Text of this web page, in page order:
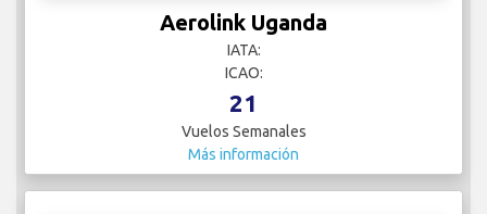
Aerolink Uganda
IATA:
ICAO:
21
Vuelos Semanales
Más información